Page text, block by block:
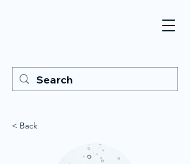
< Back